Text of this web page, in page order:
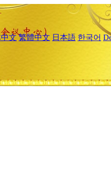
文 繁體中文 日本語 한국어